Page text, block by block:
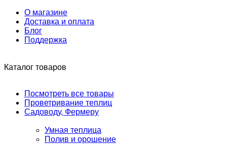
О магазине
Доставка и оплата
Блог
Поддержка
Каталог товаров
Посмотреть все товары
Проветривание теплиц
Садоводу, Фермеру
Умная теплица
Полив и орошение